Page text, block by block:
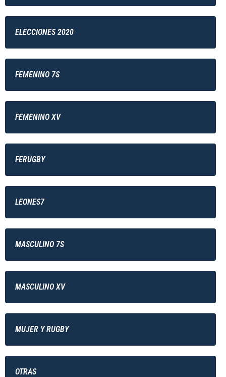
ELECCIONES 2020
FEMENINO 7S
FEMENINO XV
FERUGBY
LEONES7
MASCULINO 7S
MASCULINO XV
MUJER Y RUGBY
OTRAS